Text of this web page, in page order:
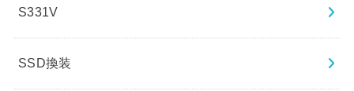
S331V
SSD換装